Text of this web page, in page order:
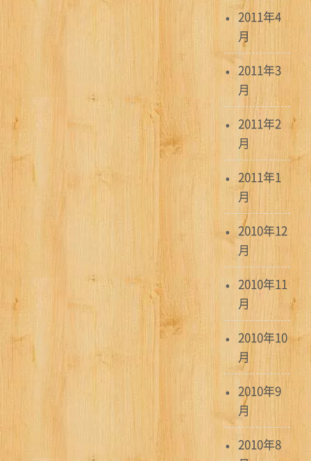
2011年4
月
2011年3
月
2011年2
月
2011年1
月
2010年12
月
2010年11
月
2010年10
月
2010年9
月
2010年8